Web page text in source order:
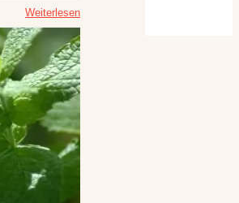
Weiterlesen